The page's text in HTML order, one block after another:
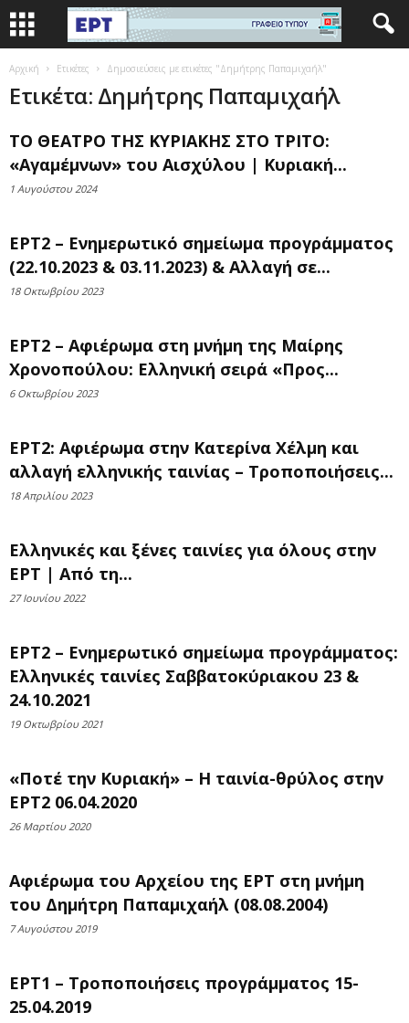
Αρχική Ετικέτες Δημοσιεύσεις με ετικέτες "Δημήτρης Παπαμιχαήλ"
Ετικέτα: Δημήτρης Παπαμιχαήλ
ΤΟ ΘΕΑΤΡΟ ΤΗΣ ΚΥΡΙΑΚΗΣ ΣΤΟ ΤΡΙΤΟ:
«Αγαμέμνων» του Αισχύλου | Κυριακή...
1 Αυγούστου 2024
ΕΡΤ2 – Ενημερωτικό σημείωμα προγράμματος
(22.10.2023 & 03.11.2023) & Αλλαγή σε...
18 Οκτωβρίου 2023
ΕΡΤ2 – Αφιέρωμα στη μνήμη της Μαίρης
Χρονοπούλου: Ελληνική σειρά «Προς...
6 Οκτωβρίου 2023
ΕΡΤ2: Αφιέρωμα στην Κατερίνα Χέλμη και
αλλαγή ελληνικής ταινίας – Τροποποιήσεις...
18 Απριλίου 2023
Ελληνικές και ξένες ταινίες για όλους στην
ΕΡΤ | Από τη...
27 Ιουνίου 2022
ΕΡΤ2 – Ενημερωτικό σημείωμα προγράμματος:
Ελληνικές ταινίες Σαββατοκύριακου 23 &
24.10.2021
19 Οκτωβρίου 2021
«Ποτέ την Κυριακή» – Η ταινία-θρύλος στην
ΕΡΤ2 06.04.2020
26 Μαρτίου 2020
Αφιέρωμα του Αρχείου της ΕΡΤ στη μνήμη
του Δημήτρη Παπαμιχαήλ (08.08.2004)
7 Αυγούστου 2019
ΕΡΤ1 – Τροποποιήσεις προγράμματος 15-
25.04.2019